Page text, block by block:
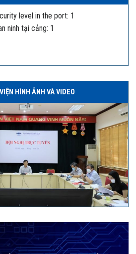
level in the port: 1
ninh tại cảng: 1
HÌNH ẢNH VÀ VIDEO